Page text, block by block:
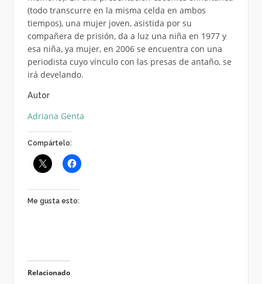
(todo transcurre en la misma celda en ambos
tiempos), una mujer joven, asistida por su
compañera de prisión, da a luz una niña en 1977 y
esa niña, ya mujer, en 2006 se encuentra con una
periodista cuyo vínculo con las presas de antaño, se
irá develando.
Autor
Adriana Genta
Compártelo:
Me gusta esto:
Relacionado